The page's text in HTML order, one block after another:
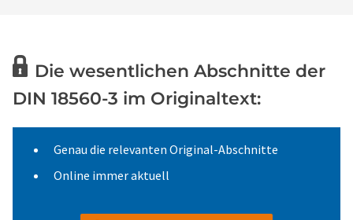
Die wesentlichen Abschnitte der
DIN 18560-3 im Originaltext:
Genau die relevanten Original-Abschnitte
Online immer aktuell